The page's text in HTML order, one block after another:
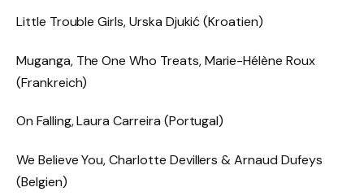
Little Trouble Girls, Urska Djukić (Kroatien)
Muganga, The One Who Treats, Marie-Hélène Roux
(Frankreich)
On Falling, Laura Carreira (Portugal)
We Believe You, Charlotte Devillers & Arnaud Dufeys
(Belgien)